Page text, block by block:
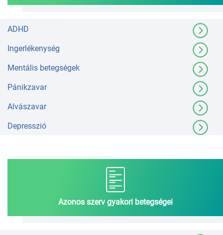
ADHD
Ingerlékenység
Mentális betegségek
Pánikzavar
Alvászavar
Depresszió
Azonos szerv gyakori betegségei